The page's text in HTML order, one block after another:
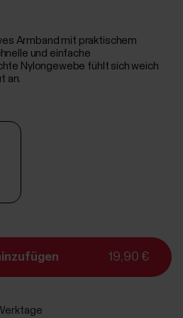
Armband mit praktischem
und einfache
Nylongewebe fühlt sich weich
an.
19,90 €